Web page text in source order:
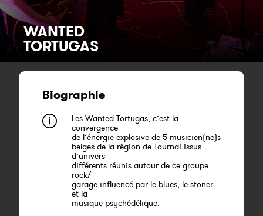
WANTED
TORTUGAS
Biographie
Les Wanted Tortugas, c’est la
convergence
de l’énergie explosive de 5 musicien(ne)s
belges de la région de Tournai issus
d’univers
différents réunis autour de ce groupe
rock/
garage influencé par le blues, le stoner
et la
musique psychédélique.